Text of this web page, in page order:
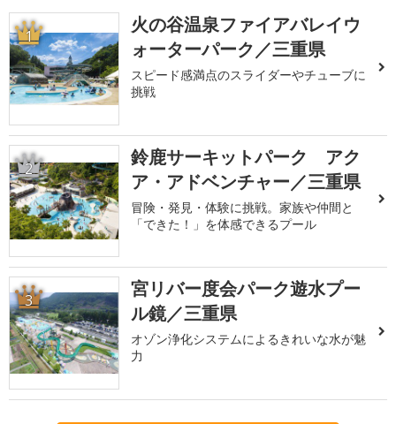
1
火の谷温泉ファイアバレイウ
ォーターパーク／三重県
スピード感満点のスライダーやチューブに
挑戦
2
鈴鹿サーキットパーク アク
ア・アドベンチャー／三重県
冒険・発見・体験に挑戦。家族や仲間と
「できた！」を体感できるプール
3
宮リバー度会パーク遊水プー
ル鏡／三重県
オゾン浄化システムによるきれいな水が魅
力